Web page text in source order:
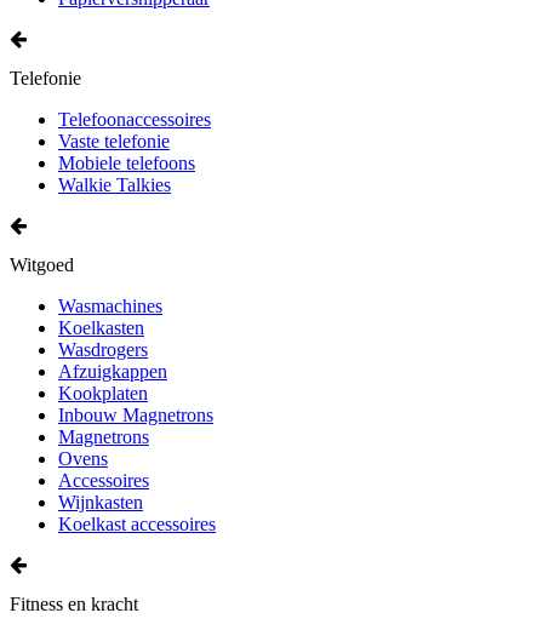
Telefonie
Telefoonaccessoires
Vaste telefonie
Mobiele telefoons
Walkie Talkies
Witgoed
Wasmachines
Koelkasten
Wasdrogers
Afzuigkappen
Kookplaten
Inbouw Magnetrons
Magnetrons
Ovens
Accessoires
Wijnkasten
Koelkast accessoires
Fitness en kracht